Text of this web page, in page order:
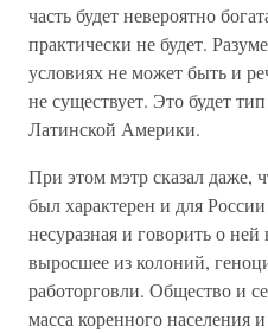
часть будет невероятно
практически не будет.
условиях не может быть и
не существует. Это будет
Латинской Америки.
При этом мэтр сказал даже,
был характерен и для
несуразная и говорить о
выросшее из колоний,
работорговли. Общество и
масса коренного населения